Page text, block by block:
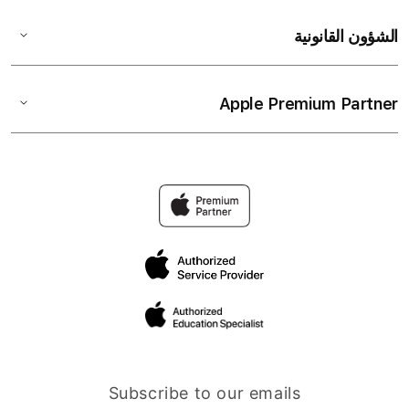
الشؤون القانونية
Apple Premium Partner
Subscribe to our emails